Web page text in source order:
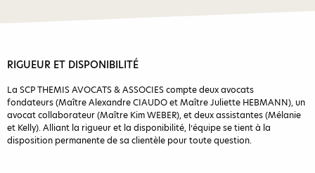
RIGUEUR ET DISPONIBILITÉ
La SCP THEMIS AVOCATS & ASSOCIES compte deux avocats
fondateurs (Maître Alexandre CIAUDO et Maître Juliette HEBMANN), un
avocat collaborateur (Maître Kim WEBER), et deux assistantes (Mélanie
et Kelly). Alliant la rigueur et la disponibilité, l’équipe se tient à la
disposition permanente de sa clientèle pour toute question.